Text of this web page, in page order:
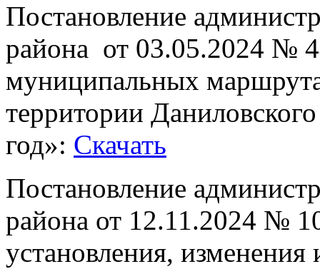
Постановление
района от 03.05.2024 №
муниципальных
территории
год»: Скачать
Постановление
района от 12.11.2024 №
установления,